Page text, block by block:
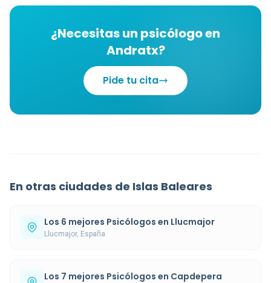
¿Necesitas un psicólogo en
Andratx?
Pide tu cita
En otras ciudades de Islas Baleares
Los 6 mejores Psicólogos en Llucmajor
Llucmajor, España
Los 7 mejores Psicólogos en Capdepera